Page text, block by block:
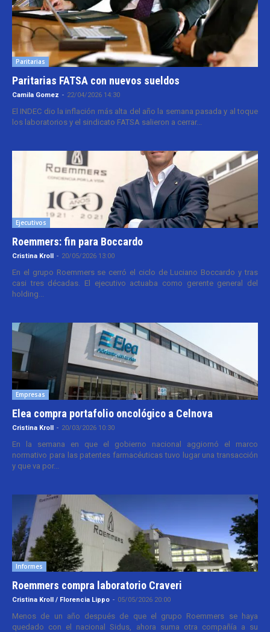
Paritarias
Paritarias FATSA con nuevos sueldos
Camila Gomez - 22/04/2026 14:30
El INDEC dio la inflación más alta del año la semana pasada y al toque
los laboratorios y el sindicato FATSA salieron a cerrar...
Ejecutivos
Roemmers: fin para Boccardo
Cristina Kroll - 20/05/2026 13:00
En el grupo Roemmers se cerró el ciclo de Luciano Boccardo y tras
casi tres décadas. El ejecutivo actuaba como gerente general del
holding...
Empresas
Elea compra portafolio oncológico a Celnova
Cristina Kroll - 20/03/2026 10:30
En la semana en que el gobierno nacional aggiornó el marco
normativo para las patentes farmacéuticas tuvo lugar una transacción
y que va por...
Informes
Roemmers compra laboratorio Craveri
Cristina Kroll / Florencia Lippo - 05/05/2026 20:00
Menos de un año después de que el grupo Roemmers se haya
quedado con el nacional Sidus, ahora suma otra compañía a su